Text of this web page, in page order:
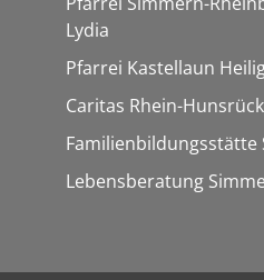
Lydia
Pfarrei Kastellaun
Caritas Rhein-
Familienbildungsstätte
Lebensberatung